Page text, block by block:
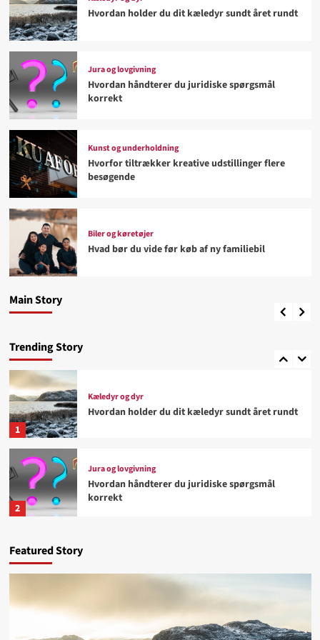
Main Story
Kæledyr og dyr
Jonathan
Trending Story
4
Biler og køretøjer
Hvad bør du vide før køb af ny familiebil
5
1
Kæledyr og dyr
Hvordan holder du dit kæledyr sundt året rundt
2
Jura og lovgivning
Hvordan håndterer du juridiske spørgsmål
korrekt
besøgende
Biler og køretøjer
Hvordan holder du dit kæledyr sundt året rundt
Jura og lovgivning
Hvordan håndterer du juridiske spørgsmål
korrekt
Kunst og underholdning
Hvorfor tiltrækker kreative udstillinger flere
besøgende
Biler og køretøjer
Hvad bør du vide før køb af ny familiebil
Featured Story